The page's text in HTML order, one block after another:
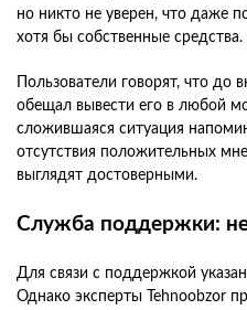
но никто не уверен, что даже
хотя бы собственные средства.
Пользователи говорят, что до
обещал вывести его в любой
сложившаяся ситуация
отсутствия положительных
выглядят достоверными.
Служба поддержки:
Для связи с поддержкой
Однако эксперты Tehnoobzor